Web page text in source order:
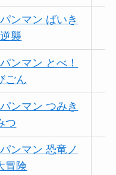
ンマン ばいき
襲
ンマン とべ！
ごん
ンマン つみき
つ
ンマン 恐竜ノ
冒険